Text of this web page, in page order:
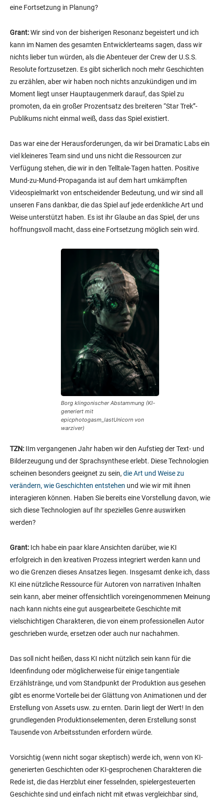
eine Fortsetzung in Planung?
Grant:Wir sind von der bisherigen Resonanz begeistert und ich
kann im Namen des gesamten Entwicklerteams sagen, dass wir
nichts lieber tun würden, als die Abenteuer der Crew der U.S.S.
Resolute fortzusetzen. Es gibt sicherlich noch mehr Geschichten
zu erzählen, aber wir haben noch nichts anzukündigen und im
Moment liegt unser Hauptaugenmerk darauf, das Spiel zu
promoten, da ein großer Prozentsatz des breiteren “Star Trek”-
Publikums nicht einmal weiß, dass das Spiel existiert.
Das war eine der Herausforderungen, da wir bei Dramatic Labs ein
viel kleineres Team sind und uns nicht die Ressourcen zur
Verfügung stehen, die wir in den Telltale-Tagen hatten. Positive
Mund-zu-Mund-Propaganda ist auf dem hart umkämpften
Videospielmarkt von entscheidender Bedeutung, und wir sind all
unseren Fans dankbar, die das Spiel auf jede erdenkliche Art und
Weise unterstützt haben. Es ist ihr Glaube an das Spiel, der uns
hoffnungsvoll macht, dass eine Fortsetzung möglich sein wird.
Borg klingonischer Abstammung (KI-
generiert mit
epicphotogasm_lastUnicorn von
warziver)
TZN: IIm vergangenen Jahr haben wir den Aufstieg der Text- und
Bilderzeugung und der Sprachsynthese erlebt. Diese Technologien
scheinen besonders geeignet zu sein, die Art und Weise zu
verändern, wie Geschichten entstehen und wie wir mit ihnen
interagieren können. Haben Sie bereits eine Vorstellung davon, wie
sich diese Technologien auf Ihr spezielles Genre auswirken
werden?
Grant: Ich habe ein paar klare Ansichten darüber, wie KI
erfolgreich in den kreativen Prozess integriert werden kann und
wo die Grenzen dieses Ansatzes liegen. Insgesamt denke ich, dass
KI eine nützliche Ressource für Autoren von narrativen Inhalten
sein kann, aber meiner offensichtlich voreingenommenen Meinung
nach kann nichts eine gut ausgearbeitete Geschichte mit
vielschichtigen Charakteren, die von einem professionellen Autor
geschrieben wurde, ersetzen oder auch nur nachahmen.
Das soll nicht heißen, dass KI nicht nützlich sein kann für die
Ideenfindung oder möglicherweise für einige tangentiale
Erzählstränge, und vom Standpunkt der Produktion aus gesehen
gibt es enorme Vorteile bei der Glättung von Animationen und der
Erstellung von Assets usw. zu ernten. Darin liegt der Wert! In den
grundlegenden Produktionselementen, deren Erstellung sonst
Tausende von Arbeitsstunden erfordern würde.
Vorsichtig (wenn nicht sogar skeptisch) werde ich, wenn von KI-
generierten Geschichten oder KI-gesprochenen Charakteren die
Rede ist, die das Herzblut einer fesselnden, spielergesteuerten
Geschichte sind und einfach nicht mit etwas vergleichbar sind,